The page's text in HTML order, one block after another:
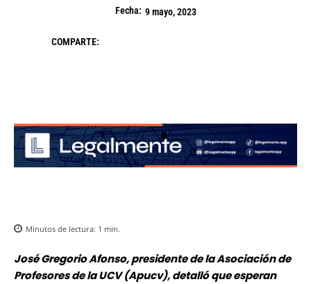
Fecha: 9 mayo, 2023
COMPARTE:
Minutos de lectura: 1 min.
José Gregorio Afonso, presidente de la Asociación de
Profesores de la UCV (Apucv), detalló que esperan